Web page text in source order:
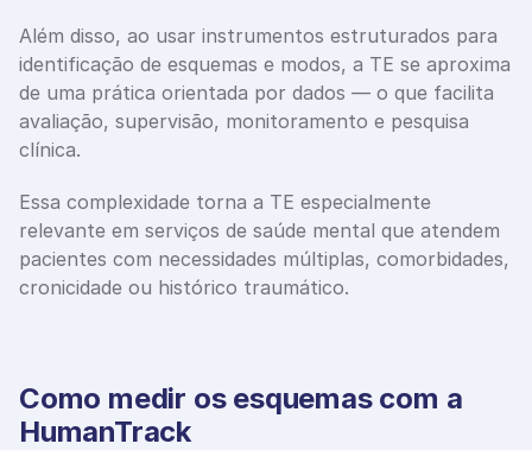
Além disso, ao usar instrumentos estruturados para
identificação de esquemas e modos, a TE se aproxima
de uma prática orientada por dados — o que facilita
avaliação, supervisão, monitoramento e pesquisa
clínica.
Essa complexidade torna a TE especialmente
relevante em serviços de saúde mental que atendem
pacientes com necessidades múltiplas, comorbidades,
cronicidade ou histórico traumático.
Como medir os esquemas com a
HumanTrack